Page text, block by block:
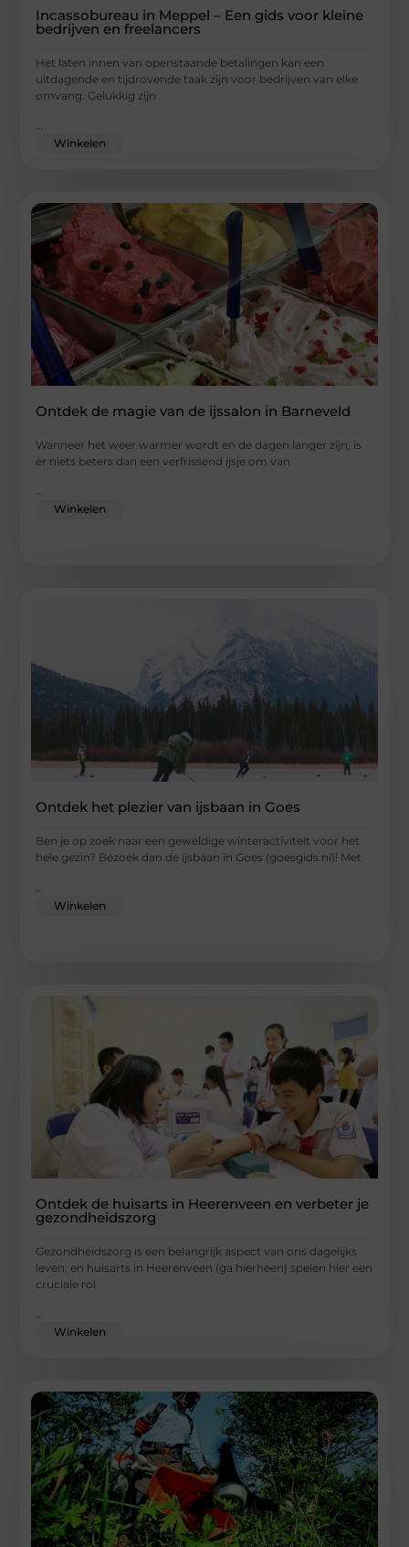
Incassobureau in Meppel – Een gids voor kleine
bedrijven en freelancers
Het laten innen van openstaande betalingen kan een
uitdagende en tijdrovende taak zijn voor bedrijven van elke
omvang. Gelukkig zijn
...
Winkelen
Ontdek de magie van de ijssalon in Barneveld
Wanneer het weer warmer wordt en de dagen langer zijn, is
er niets beters dan een verfrissend ijsje om van
...
Winkelen
Ontdek het plezier van ijsbaan in Goes
Ben je op zoek naar een geweldige winteractiviteit voor het
hele gezin? Bezoek dan de ijsbaan in Goes (goesgids.nl)! Met
Winkelen
Ontdek de huisarts in Heerenveen en verbeter je
gezondheidszorg
Gezondheidszorg is een belangrijk aspect van ons dagelijks
leven, en huisarts in Heerenveen (ga hierheen) spelen hier een
cruciale rol
...
Winkelen